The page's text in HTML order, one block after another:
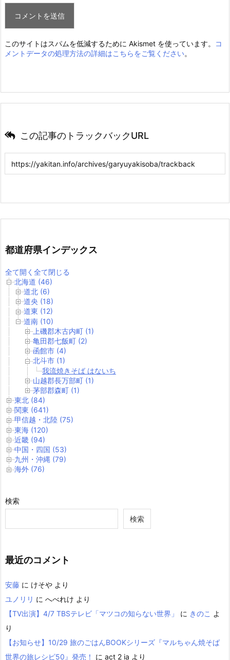
このサイトはスパムを低減するために Akismet を使っています。
コ
メントデータの処理方法の詳細はこちらをご覧ください。
この記事のトラックバックURL
都道府県インデックス
全て開く 全て閉じる
北海道 (46)
道北 (6)
道央 (18)
道東 (12)
道南 (10)
上磯郡木古内町 (1)
亀田郡七飯町 (2)
函館市 (4)
北斗市 (1)
我流焼きそば はないち
山越郡長万部町 (1)
茅部郡森町 (1)
東北 (84)
関東 (641)
甲信越・北陸 (75)
東海 (120)
近畿 (94)
中国・四国 (53)
九州・沖縄 (79)
海外 (76)
検索
検索
最近のコメント
安藤 に けそや より
ユノリリ に へべれけ より
【TV出演】4/7 TBSテレビ「マツコの知らない世界」
に きのこ よ
り
【お知らせ】10/29 旅のごはんBOOKシリーズ『マルちゃん焼そば
世界の旅レシピ50』発売！
に act 2 ia より